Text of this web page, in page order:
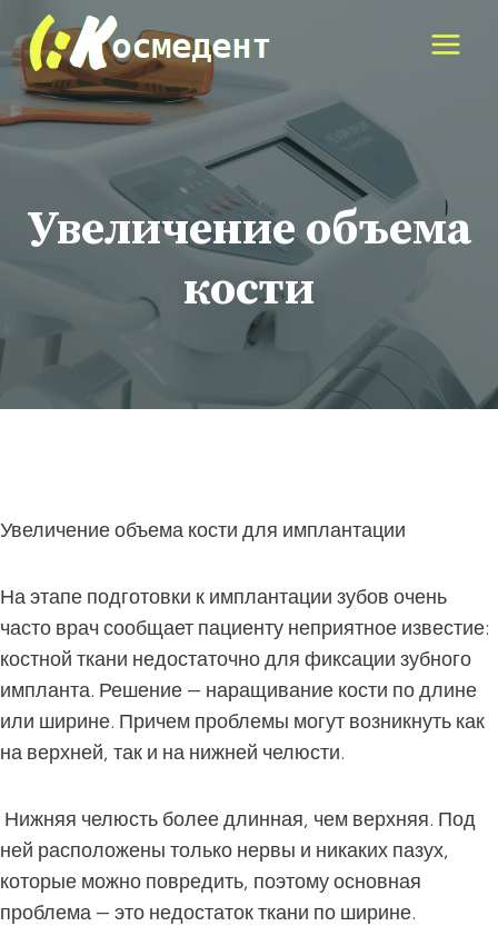
Перейти
содержимому
Увеличение объема
кости
Увеличение объема кости для имплантации
На этапе подготовки к имплантации зубов очень
часто врач сообщает пациенту неприятное известие:
костной ткани недостаточно для фиксации зубного
импланта. Решение — наращивание кости по длине
или ширине. Причем проблемы могут возникнуть как
на верхней, так и на нижней челюсти.
Нижняя челюсть более длинная, чем верхняя. Под
ней расположены только нервы и никаких пазух,
которые можно повредить, поэтому основная
проблема — это недостаток ткани по ширине.